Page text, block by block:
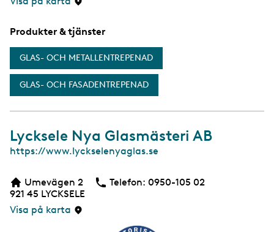
Produkter & tjänster
GLAS- OCH METALLENTREPENAD
GLAS- OCH FASADENTREPENAD
Lycksele Nya Glasmästeri AB
W
b
s
i
https://www.lyckselenyaglas.se
Umevägen 2
921 45 LYCKSELE
Visa på karta
Telefon: Telefon
0950-105 02